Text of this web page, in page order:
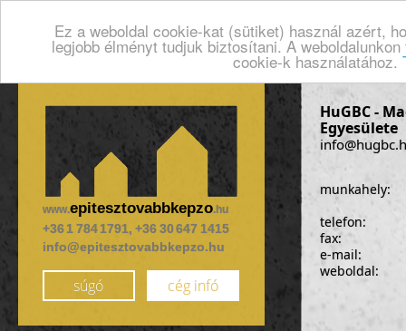
Ez a weboldal cookie-kat (sütiket) használ azért,
legjobb élményt tudjuk biztosítani. A
cookie-k használatához.
www.epitesztovabbkepzo.hu
+36 1 784 1791, +36 30 647 1415
info@epitesztovabbkepzo.hu
súgó cég infó
HuGBC -
Egyesülete
munkahely:
telefon:
fax:
e-mail:
weboldal: